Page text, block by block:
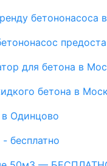
бетононасоса
для бетона в
бетона в
Одинцово
бесплатно